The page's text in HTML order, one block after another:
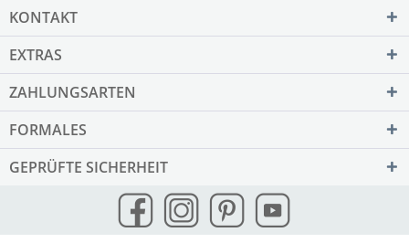
KONTAKT
EXTRAS
ZAHLUNGSARTEN
FORMALES
GEPRÜFTE SICHERHEIT